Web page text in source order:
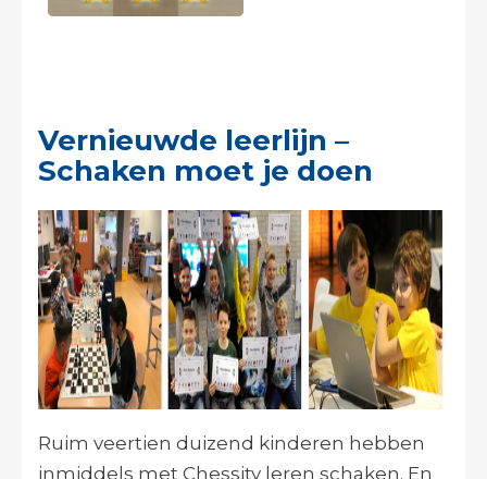
Vernieuwde leerlijn –
Schaken moet je doen
Ruim veertien duizend kinderen hebben
inmiddels met Chessity leren schaken. En